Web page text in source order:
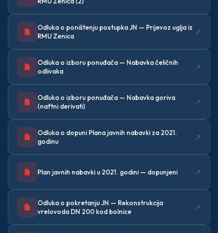
Odluka o poništenju postupka JN — Prijevoz uglja iz
RMU Zenica
↗
Odluka o izboru ponuđača — Nabavka čeličnih
odlivaka
↗
Odluka o izboru ponuđača — Nabavka goriva
(naftni derivati)
↗
Odluka o dopuni Plana javnih nabavki za 2021.
godinu
↗
Plan javnih nabavki u 2021. godini — dopunjeni ↗
Odluka o pokretanju JN — Rekonstrukcija
vrelovoda DN 200 kod bolnice
↗